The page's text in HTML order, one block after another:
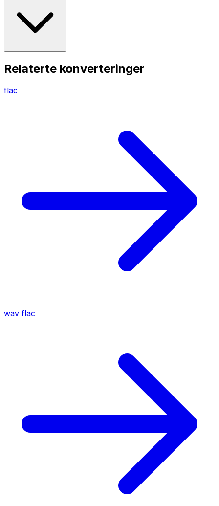
Relaterte konverteringer
flac
wav flac